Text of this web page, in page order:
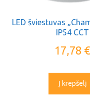
LED šviestuvas
IP54 CCT
17,78 €
Į krepšelį